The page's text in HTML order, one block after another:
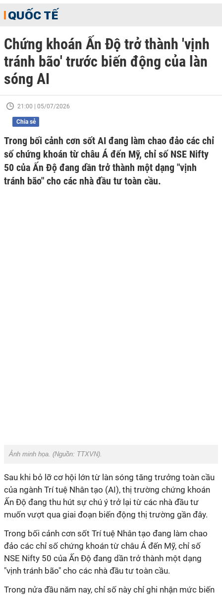
QUỐC TẾ
Chứng khoán Ấn Độ trở thành 'vịnh
tránh bão' trước biến động của làn
sóng AI
21:00 | 05/07/2026
Chia sẻ
Trong bối cảnh cơn sốt AI đang làm chao đảo các chỉ
số chứng khoán từ châu Á đến Mỹ, chỉ số NSE Nifty
50 của Ấn Độ đang dần trở thành một dạng "vịnh
tránh bão" cho các nhà đầu tư toàn cầu.
Ảnh minh họa. (Nguồn: TTXVN).
Sau khi bỏ lỡ cơ hội lớn từ làn sóng tăng trưởng toàn cầu
của ngành Trí tuệ Nhân tạo (AI), thị trường chứng khoán
Ấn Độ đang thu hút sự chú ý trở lại từ các nhà đầu tư
muốn vượt qua giai đoạn biến động thị trường gần đây.
Trong bối cảnh cơn sốt Trí tuệ Nhân tạo đang làm chao
đảo các chỉ số chứng khoán từ châu Á đến Mỹ, chỉ số
NSE Nifty 50 của Ấn Độ đang dần trở thành một dạng
"vịnh tránh bão" cho các nhà đầu tư toàn cầu.
Trong nửa đầu năm nay, chỉ số này chỉ ghi nhận mức biến